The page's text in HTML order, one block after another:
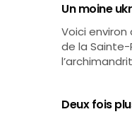
Un moine
Voici
de la Sainte-
Deux fois